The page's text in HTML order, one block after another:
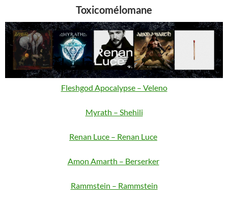
Toxicomélomane
Fleshgod Apocalypse – Veleno
Myrath – Shehili
Renan Luce – Renan Luce
Amon Amarth – Berserker
Rammstein – Rammstein